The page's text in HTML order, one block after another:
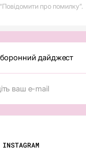
про помилку”.
дайджест
INSTAGRAM